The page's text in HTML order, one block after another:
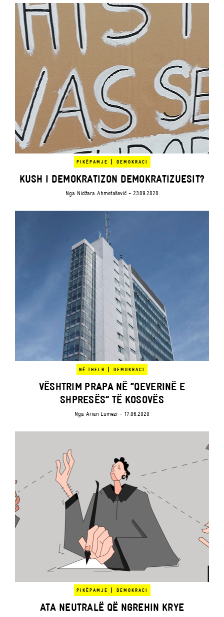
PIKËPAMJE | DEMOKRACI
KUSH I DEMOKRATIZON DEMOKRATIZUESIT?
Nga Nidžara Ahmetašević - 23.09.2020
NË THELB | DEMOKRACI
VËSHTRIM PRAPA NË “QEVERINË E
SHPRESËS” TË KOSOVËS
NgaArian Lumezi - 17.06.2020
PIKËPAMJE | DEMOKRACI
ATA NEUTRALË QË NGREHIN KRYE